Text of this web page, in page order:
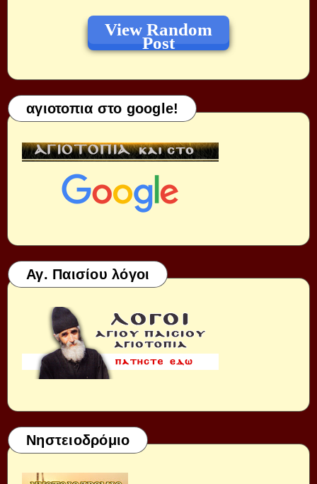
View Random
Post
αγιοτοπια στο google!
Αγ. Παισίου λόγοι
Νηστειοδρόμιο